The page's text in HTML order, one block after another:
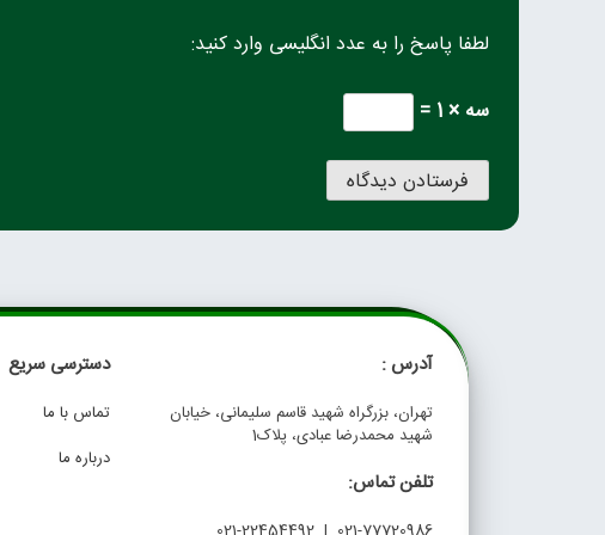
لطفا پاسخ را به عدد انگلیسی وارد کنید:
سه × 1 =
آدرس :
تهران، بزرگراه شهید قاسم سلیمانی، خیابان
شهید محمدرضا عبادی، پلاک1
تلفن تماس:
دسترسی سریع
تماس با ما
درباره ما